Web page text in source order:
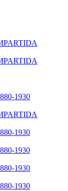
1930
1930
1930
1930
1930